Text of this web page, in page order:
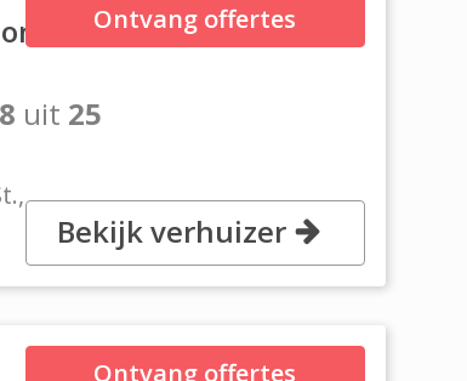
uit 25
Ontvang offertes
Bekijk verhuizer
Ontvang offertes